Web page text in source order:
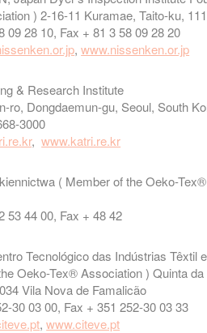
) 2-16-11 Kuramae, Taito-ku,
09 28 10, Fax + 81 3 58 09 28 20
,www.nissenken.or.jp
& Research Institute
ro, Dongdaemun-gu, Seoul, South
3000
,www.katri.re.kr
( Member of the Oeko-
53 44 00, Fax + 48 42
Tecnológico das Indústrias Têxtil
Oeko-Tex® Association ) Quinta
Vila Nova de Famalicão
30 03 00, Fax + 351 252-30 03 33
,www.citeve.pt